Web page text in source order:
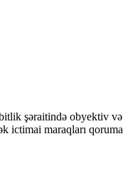
şəraitində obyektiv
maraqları